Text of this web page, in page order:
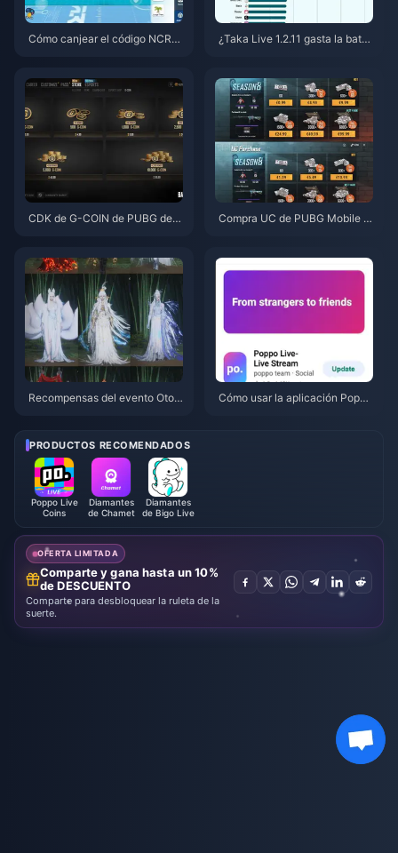
Cómo canjear el código NCRC
¿Taka Live 1.2.11 gasta la bater
ausas y soluciones
CDK de G-COIN de PUBG de j
43?
Compra UC de PUBG Mobile b
6): costes, mejores paquetes y
recarga segura
Recompensas del evento Otoñ
mpleta, moneda y prioridad
Cómo usar la aplicación Poppo
PRODUCTOS RECOMENDADOS
Poppo Live
Coins
Diamantes
de Chamet
Diamantes
de Bigo Live
OFERTA LIMITADA
Comparte y gana hasta un 10%
de DESCUENTO
Comparte para desbloquear la ruleta de la
suerte.